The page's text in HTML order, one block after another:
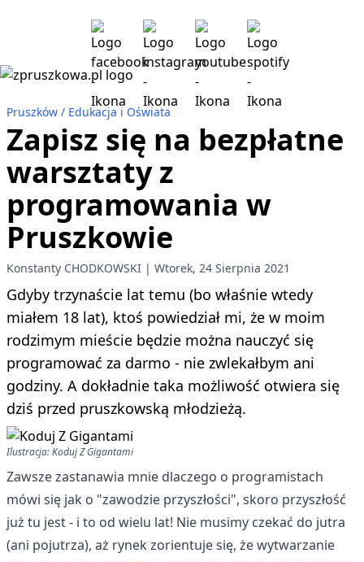
Pruszków Edukacja i Oświata
Zapisz się na bezpłatne
warsztaty z
programowania w
Pruszkowie
Konstanty CHODKOWSKI Wtorek, 24 Sierpnia 2021
Gdyby trzynaście lat temu (bo właśnie wtedy
miałem 18 lat), ktoś powiedział mi, że w moim
rodzimym mieście będzie można nauczyć się
programować za darmo - nie zwlekałbym ani
godziny. A dokładnie taka możliwość otwiera się
dziś przed pruszkowską młodzieżą.
Ilustracja: Koduj Z Gigantami
Zawsze zastanawia mnie dlaczego o programistach
mówi się jak o "zawodzie przyszłości", skoro przyszłość
już tu jest - i to od wielu lat! Nie musimy czekać do jutra
(ani pojutrza), aż rynek zorientuje się, że wytwarzanie